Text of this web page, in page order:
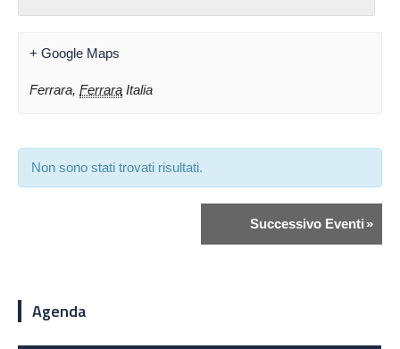
+ Google Maps
Ferrara, Ferrara Italia
Non sono stati trovati risultati.
Successivo Eventi »
Agenda